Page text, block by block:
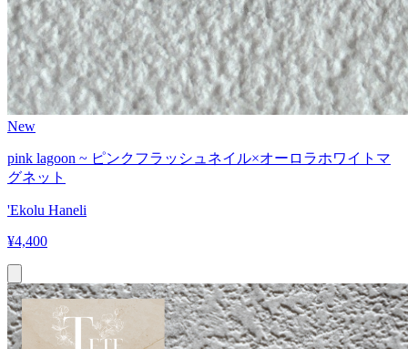
New
pink lagoon ~ ピンクフラッシュネイル×オーロラホワイトマ
グネット
'Ekolu Haneli
¥4,400